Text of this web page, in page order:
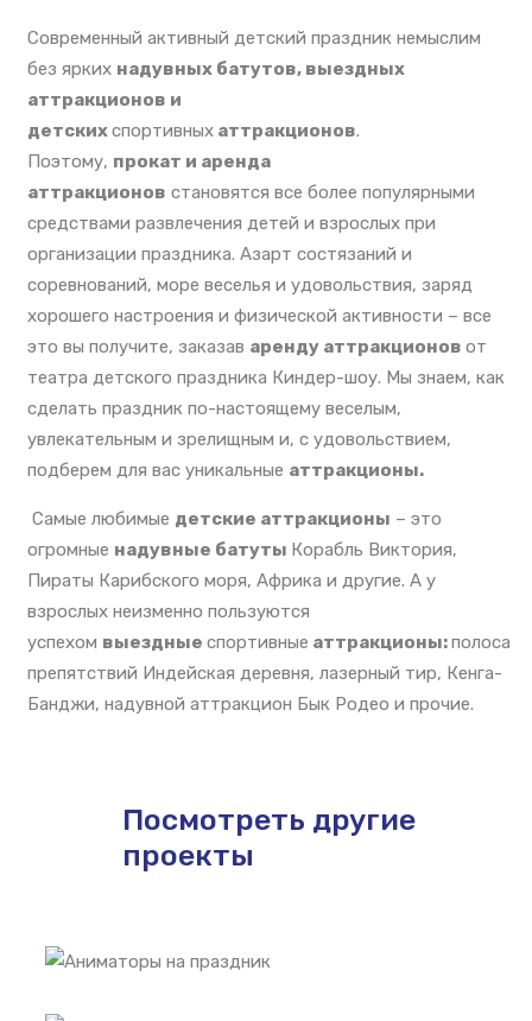
Современный активный детский праздник немыслим
без ярких надувных батутов, выездных
аттракционов и
детскихспортивных аттракционов.
Поэтому, прокат и аренда
аттракционов становятся все более популярными
средствами развлечения детей и взрослых при
организации праздника. Азарт состязаний и
соревнований, море веселья и удовольствия, заряд
хорошего настроения и физической активности – все
это вы получите, заказав аренду аттракционов от
театра детского праздника Киндер-шоу. Мы знаем, как
сделать праздник по-настоящему веселым,
увлекательным и зрелищным и, с удовольствием,
подберем для вас уникальные аттракционы.
Самые любимые детские аттракционы – это
огромные надувные батуты Корабль Виктория,
Пираты Карибского моря, Африка и другие. А у
взрослых неизменно пользуются
успехом выездные спортивные аттракционы:полоса
препятствий Индейская деревня, лазерный тир, Кенга-
Банджи, надувной аттракцион Бык Родео и прочие.
Посмотреть другие
проекты